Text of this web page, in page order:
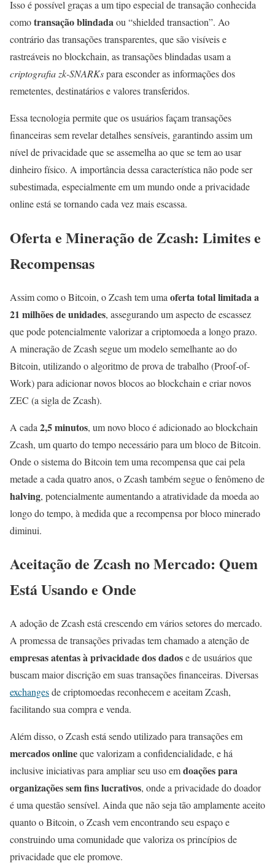
Isso é possível graças a um tipo especial de transação conhecida
comotransação blindadaou “shielded transaction”. Ao
contrário das transações transparentes, que são visíveis e
rastreáveis no blockchain, as transações blindadas usam a
criptografia zk-SNARKspara esconder as informações dos
remetentes, destinatários e valores transferidos.
Essa tecnologia permite que os usuários façam transações
financeiras sem revelar detalhes sensíveis, garantindo assim um
nível de privacidade que se assemelha ao que se tem ao usar
dinheiro físico. A importância dessa característica não pode ser
subestimada, especialmente em um mundo onde a privacidade
online está se tornando cada vez mais escassa.
Oferta e Mineração de Zcash: Limites e
Recompensas
Assim como o Bitcoin, o Zcash tem uma oferta total limitada a
21 milhões de unidades, assegurando um aspecto de escassez
que pode potencialmente valorizar a criptomoeda a longo prazo.
A mineração de Zcash segue um modelo semelhante ao do
Bitcoin, utilizando o algoritmo de prova de trabalho (Proof-of-
Work) para adicionar novos blocos ao blockchain e criar novos
ZEC (a sigla de Zcash).
A cada 2,5 minutos, um novo bloco é adicionado ao blockchain
Zcash, um quarto do tempo necessário para um bloco de Bitcoin.
Onde o sistema do Bitcoin tem uma recompensa que cai pela
metade a cada quatro anos, o Zcash também segue o fenômeno de
halving, potencialmente aumentando a atratividade da moeda ao
longo do tempo, à medida que a recompensa por bloco minerado
diminui.
Aceitação de Zcash no Mercado: Quem
Está Usando e Onde
A adoção de Zcash está crescendo em vários setores do mercado.
A promessa de transações privadas tem chamado a atenção de
empresas atentas à privacidade dos dadose de usuários que
buscam maior discrição em suas transações financeiras. Diversas
exchangesde criptomoedas reconhecem e aceitam Zcash,
facilitando sua compra e venda.
Além disso, o Zcash está sendo utilizado para transações em
mercados onlineque valorizam a confidencialidade, e há
inclusive iniciativas para ampliar seu uso emdoações para
organizações sem fins lucrativos, onde a privacidade do doador
é uma questão sensível. Ainda que não seja tão amplamente aceito
quanto o Bitcoin, o Zcash vem encontrando seu espaço e
construindo uma comunidade que valoriza os princípios de
privacidade que ele promove.